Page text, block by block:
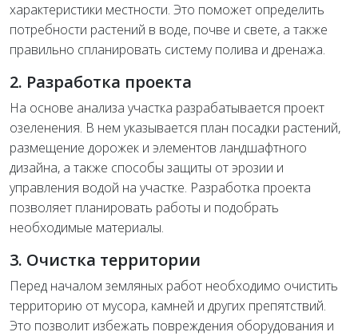
характеристики местности. Это поможет определить
потребности растений в воде, почве и свете, а также
правильно спланировать систему полива и дренажа.
2. Разработка проекта
На основе анализа участка разрабатывается проект
озеленения. В нем указывается план посадки растений,
размещение дорожек и элементов ландшафтного
дизайна, а также способы защиты от эрозии и
управления водой на участке. Разработка проекта
позволяет планировать работы и подобрать
необходимые материалы.
3. Очистка территории
Перед началом земляных работ необходимо очистить
территорию от мусора, камней и других препятствий.
Это позволит избежать повреждения оборудования и